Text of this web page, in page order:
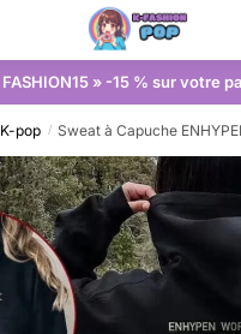
» -15 % sur votre
pop / Sweat à Capuche